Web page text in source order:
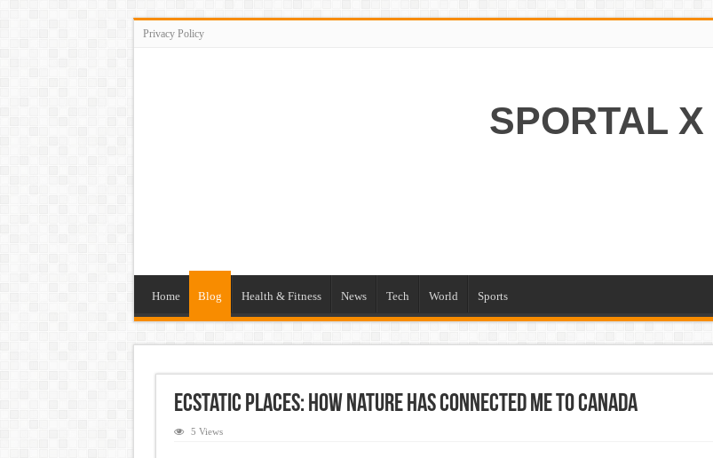
Privacy Policy
SPORTAL X
Home Blog Health & Fitness News Tech World Sports
Ecstatic Places: How Nature Has Connected Me to Canada
5 Views